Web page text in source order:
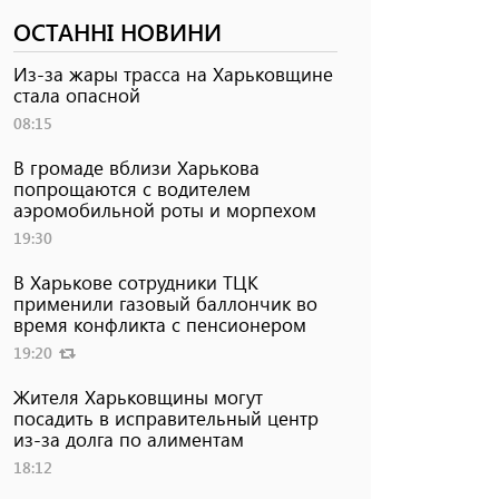
ОСТАННІ НОВИНИ
Из-за жары трасса на Харьковщине
стала опасной
08:15
В громаде вблизи Харькова
попрощаются с водителем
аэромобильной роты и морпехом
19:30
В Харькове сотрудники ТЦК
применили газовый баллончик во
время конфликта с пенсионером
19:20
Жителя Харьковщины могут
посадить в исправительный центр
из-за долга по алиментам
18:12